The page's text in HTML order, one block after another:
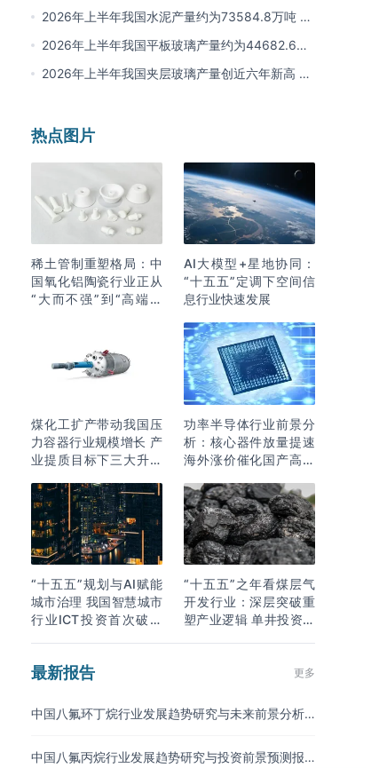
其中江苏、浙江产量分别占比18.9%、16.0%
2026年上半年我国水泥产量约为73584.8万吨 同
比下降8% 其中广东、浙江和安徽分别排名前三
2026年上半年我国平板玻璃产量约为44682.6万
重量箱 同比下降5.7% 其中河北产量最多 占比
2026年上半年我国夹层玻璃产量创近六年新高 约
热点图片
稀土管制重塑格局：中
国氧化铝陶瓷行业正从
“大而不强”到“高端突
AI大模型+星地协同：
“十五五”定调下空间信
息行业快速发展
煤化工扩产带动我国压
力容器行业规模增长 产
业提质目标下三大升级
功率半导体行业前景分
析：核心器件放量提速
海外涨价催化国产高端
“十五五”规划与AI赋能
城市治理 我国智慧城市
行业ICT投资首次破万
“十五五”之年看煤层气
开发行业：深层突破重
塑产业逻辑 单井投资成
最新报告 更多
中国八氟环丁烷行业发展趋势研究与未来前景分析
中国八氟丙烷行业发展趋势研究与投资前景预测报